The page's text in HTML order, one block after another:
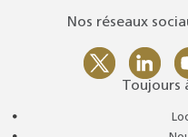
Nos réseaux
Toujours